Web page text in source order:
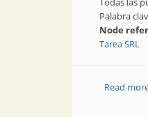
Palabra
Node
Tarea SRL
Read